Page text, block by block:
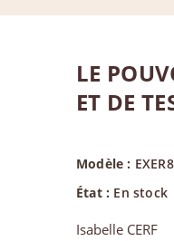
LE
ET DE
Modèle :
État : En stock
Isabelle CERF